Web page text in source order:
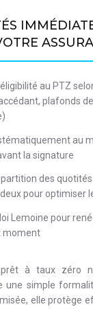
au PTZ
plafonds
au
la signature
des quotités
pour optimiser
Lemoine pour
moment
prêt à taux zéro
une simple
elle protège